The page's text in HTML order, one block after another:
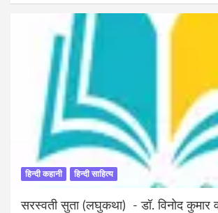
हिन्दी कहानी हिन्दी साहित्य
सरस्वती सुता (लघुकथा) ​- डॉ. विनोद कुमार